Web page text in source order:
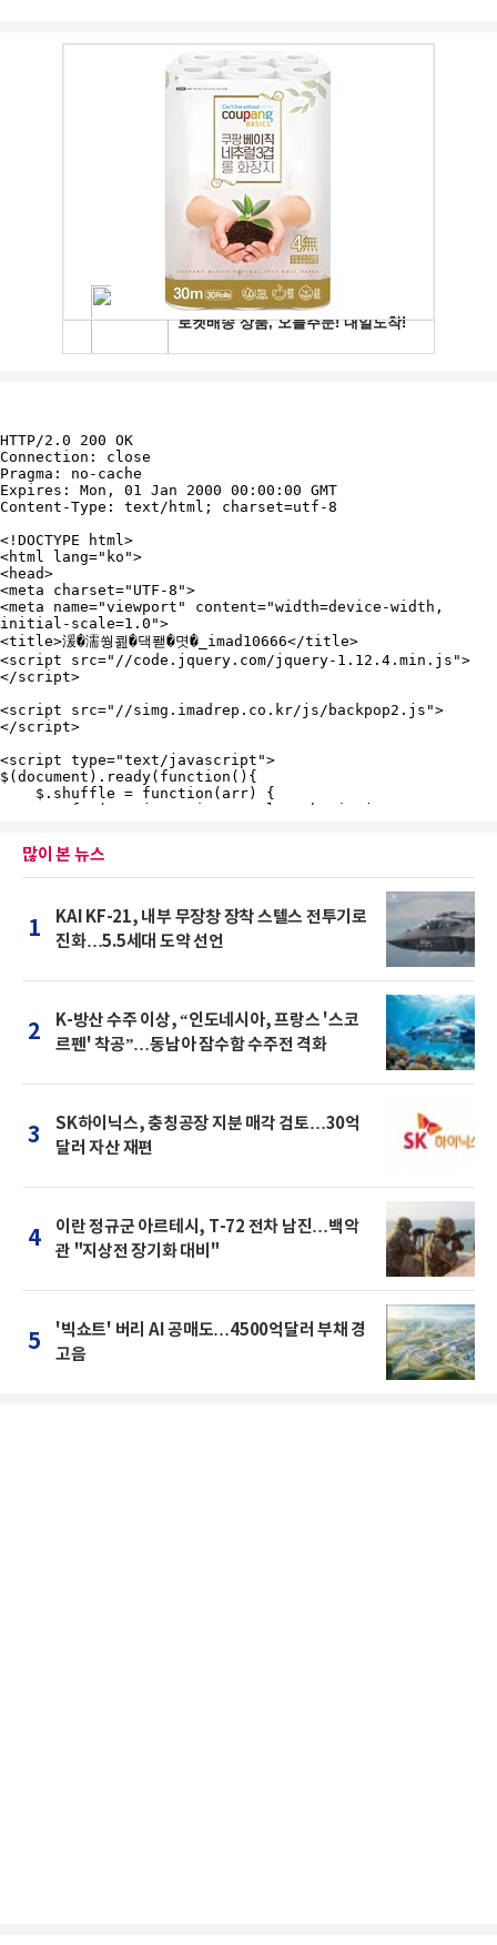
많이 본 뉴스
1
KAI KF-21, 내부 무장창 장착 스텔스 전투기로
진화…5.5세대 도약 선언
2
K-방산 수주 이상, “인도네시아, 프랑스 '스코
르펜' 착공”…동남아 잠수함 수주전 격화
3
SK하이닉스, 충칭공장 지분 매각 검토…30억
달러 자산 재편
4
이란 정규군 아르테시, T-72 전차 남진…백악
관 "지상전 장기화 대비"
5
'빅쇼트' 버리 AI 공매도…4500억달러 부채 경
고음